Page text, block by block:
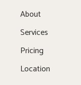
About
Services
Pricing
Location